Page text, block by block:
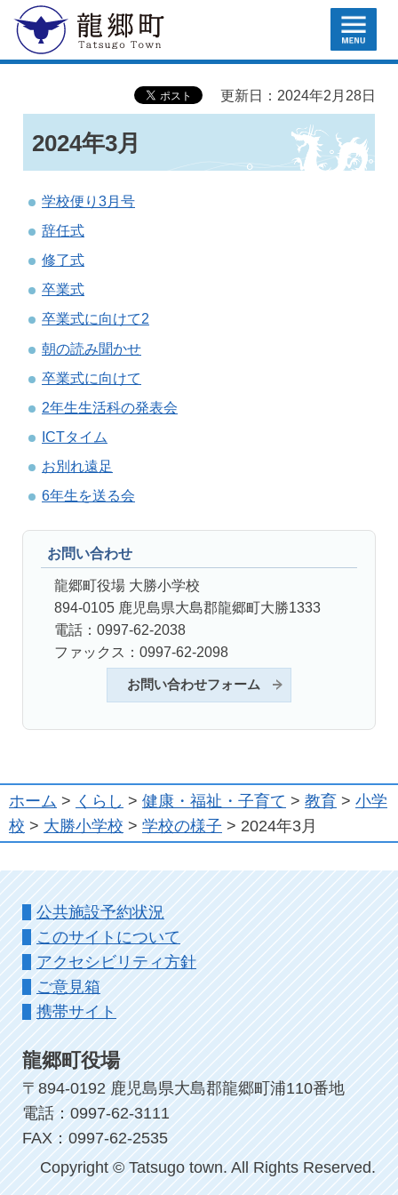
龍郷町 MENU
更新日：2024年2月28日
2024年3月
学校便り3月号
辞任式
修了式
卒業式
卒業式に向けて2
朝の読み聞かせ
卒業式に向けて
2年生生活科の発表会
ICTタイム
お別れ遠足
6年生を送る会
お問い合わせ
龍郷町役場 大勝小学校
894-0105 鹿児島県大島郡龍郷町大勝1333
電話：0997-62-2038
ファックス：0997-62-2098
お問い合わせフォーム
ホーム > くらし > 健康・福祉・子育て > 教育 > 小学
校 > 大勝小学校 > 学校の様子 > 2024年3月
公共施設予約状況
このサイトについて
アクセシビリティ方針
ご意見箱
携帯サイト
龍郷町役場
〒894-0192 鹿児島県大島郡龍郷町浦110番地
電話：0997-62-3111
FAX：0997-62-2535
Copyright © Tatsugo town. All Rights Reserved.